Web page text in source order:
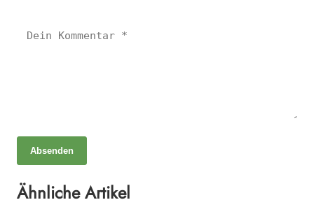
Absenden
Ähnliche Artikel
06. Mai 2025
Heilen mit Licht Luft und Kräutern – Ganzheitliche